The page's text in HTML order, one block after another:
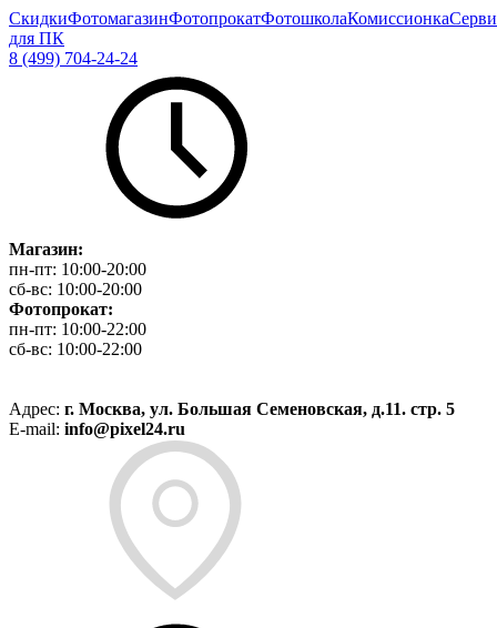
СкидкиФотомагазинФотопрокатФотошколаКомиссионка
для ПК
8 (499) 704-24-24
Магазин:
пн-пт: 10:00-20:00
сб-вс: 10:00-20:00
Фотопрокат:
пн-пт: 10:00-22:00
сб-вс: 10:00-22:00
Адрес: г. Москва, ул. Большая Семеновская, д.11. стр. 5
E-mail: info@pixel24.ru